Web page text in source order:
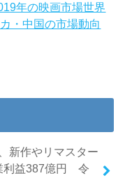
年の映画市場世界
・中国の市場動向
新作やリマスター
利益387億円 令